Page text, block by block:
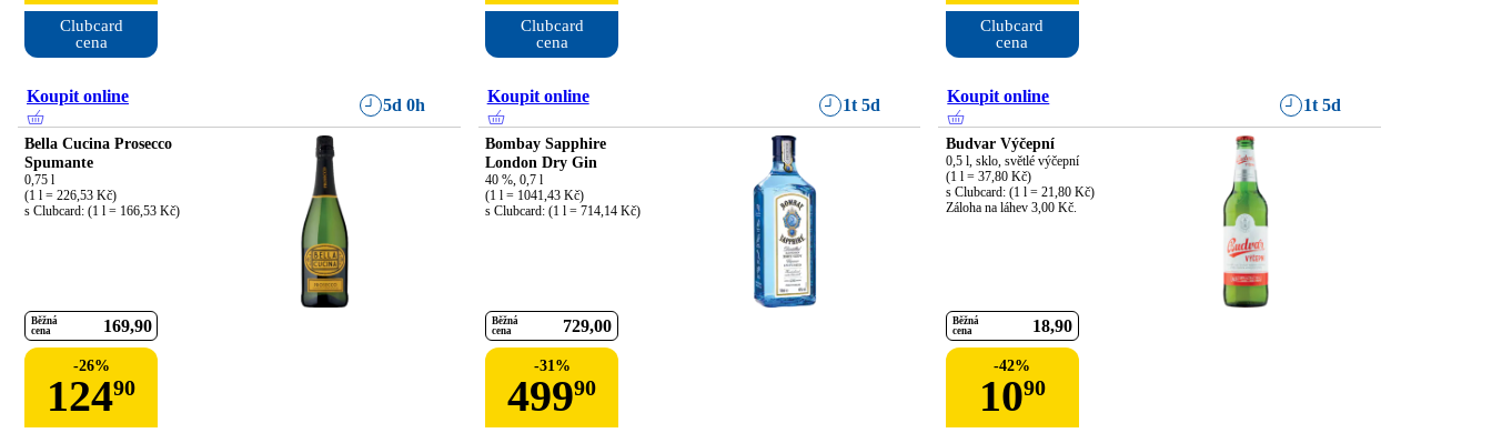
Clubcard
cena
Clubcard
cena
Clubcard
cena
Koupit online 5d 0h
Bella Cucina Prosecco
Spumante
0,75 l
(1 l = 226,53 Kč)
s Clubcard: (1 l = 166,53 Kč)
Běžná
cena
169 90
-26%
12490
Koupit online 1t 5d
Bombay Sapphire
London Dry Gin
40 %, 0,7 l
(1 l = 1041,43 Kč)
s Clubcard: (1 l = 714,14 Kč)
Běžná
cena
729 00
-31%
49990
Koupit online 1t 5d
Budvar Výčepní
0,5 l, sklo, světlé výčepní
(1 l = 37,80 Kč)
s Clubcard: (1 l = 21,80 Kč)
Záloha na láhev 3,00 Kč.
Běžná
cena
18 90
-42%
1090